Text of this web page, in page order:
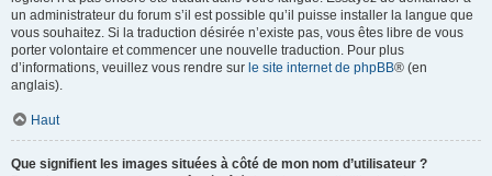
un administrateur du forum s’il est possible qu’il puisse installer la langue que
vous souhaitez. Si la traduction désirée n’existe pas, vous êtes libre de vous
porter volontaire et commencer une nouvelle traduction. Pour plus
d’informations, veuillez vous rendre sur le site internet de phpBB® (en
anglais).
Haut
Que signifient les images situées à côté de mon nom d’utilisateur ?